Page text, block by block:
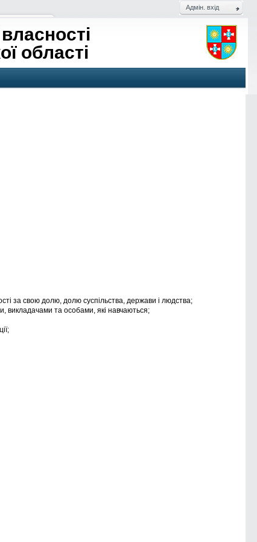
Адмін. вхід
області
за свою долю, долю суспільства, держави і людства;
викладачами та особами, які навчаються;